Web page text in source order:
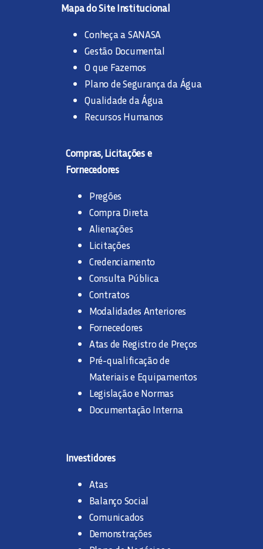
Mapa do Site Institucional
Conheça a SANASA
Gestão Documental
O que Fazemos
Plano de Segurança da Água
Qualidade da Água
Recursos Humanos
Compras, Licitações e
Fornecedores
Pregões
Compra Direta
Alienações
Licitações
Credenciamento
Consulta Pública
Contratos
Modalidades Anteriores
Fornecedores
Atas de Registro de Preços
Pré-qualificação de
Materiais e Equipamentos
Legislação e Normas
Documentação Interna
Investidores
Atas
Balanço Social
Comunicados
Demonstrações